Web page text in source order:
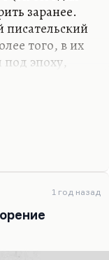
заранее.
того, в их
эпоху,
простой,
века, – он,
собака»
Обозов не
1 год назад